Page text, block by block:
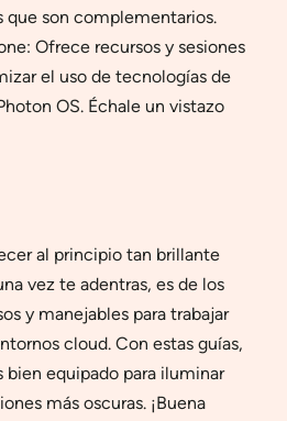
que son complementarios.
Ofrece recursos y sesiones
el uso de tecnologías de
OS. Échale un vistazo
al principio tan brillante
vez te adentras, es de los
y manejables para trabajar
cloud. Con estas guías,
bien equipado para iluminar
más oscuras. ¡Buena